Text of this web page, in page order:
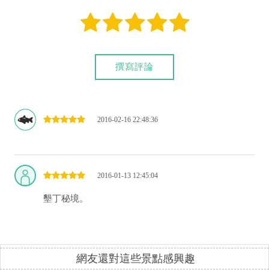
撰寫評論
2016-02-16 22:48:36
2016-01-13 12:45:04
墾丁秘境。
網友還對這些景點感興趣